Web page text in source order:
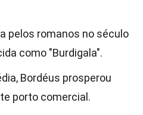
pelos romanos no século
como "Burdigala".
Bordéus prosperou
porto comercial.